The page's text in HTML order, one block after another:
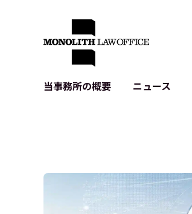
当事務所の概要 ニュース
IPO（上場）支援